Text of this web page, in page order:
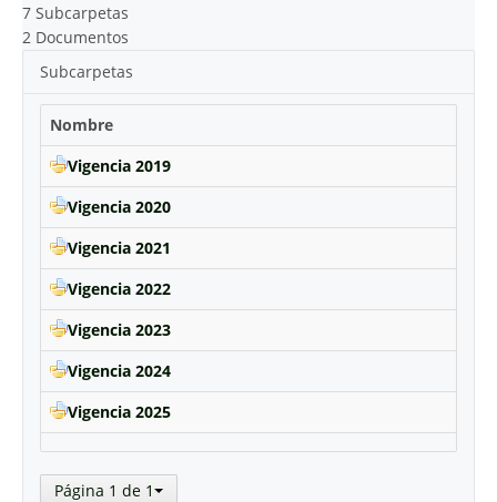
7 Subcarpetas
2 Documentos
Subcarpetas
Nombre
Vigencia 2019
Vigencia 2020
Vigencia 2021
Vigencia 2022
Vigencia 2023
Vigencia 2024
Vigencia 2025
Página 1 de 1